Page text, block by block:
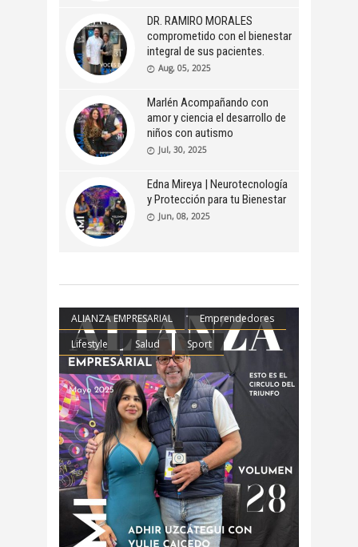
DR. RAMIRO MORALES
comprometido con el bienestar
integral de sus pacientes.
Aug, 05, 2025
Marlén Acompañando con
amor y ciencia el desarrollo de
niños con autismo
Jul, 30, 2025
Edna Mireya | Neurotecnología
y Protección para tu Bienestar
Jun, 08, 2025
ALIANZA EMPRESARIAL
Emprendedores
Lifestyle
Salud Sport